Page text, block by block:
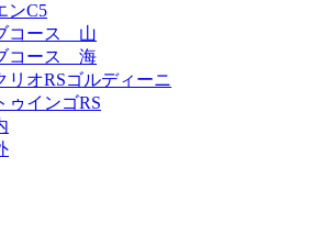
ンC5
コース 山
コース 海
リオRSゴルディーニ
ゥインゴRS